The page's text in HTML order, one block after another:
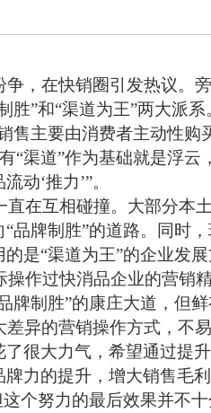
，在快销圈引发热议。
胜”和“渠道为王”两大派
售主要由消费者主动性购
“渠道”作为基础就是浮
动‘推力’”。
在互相碰撞。大部分本
品牌制胜”的道路。同时
是“渠道为王”的企业发
作过快消品企业的营销
牌制胜”的康庄大道，但
异的营销操作方式，不
很大力气，希望通过提
力的提升，增大销售毛
个努力的最后效果并不